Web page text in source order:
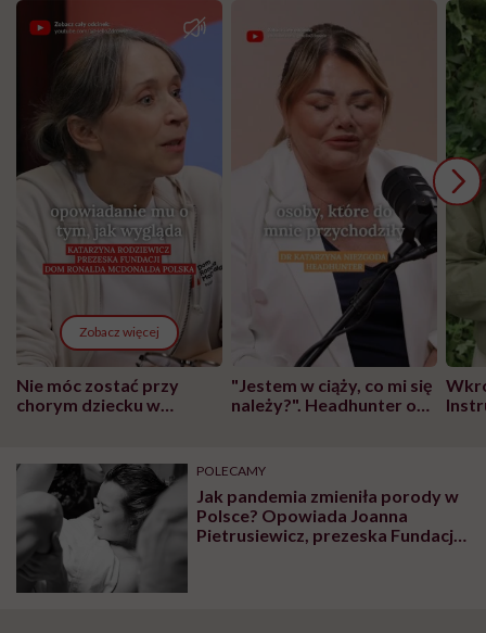
Zobacz więcej
Nie móc zostać przy
chorym dziecku w
może chyba tylko
głupota i brak
wyobraźni"
"Jestem w ciąży, co mi się
należy?". Headhunter o
pracy
POLECAMY
Jak pandemia zmieniła porody w
Polsce? Opowiada Joanna
Pietrusiewicz, prezeska Fundacji